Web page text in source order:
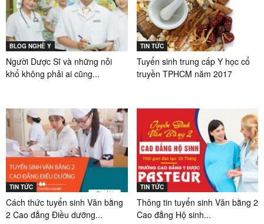
BLOG NGHỀ Y
Người Dược Sĩ và những nỗi
khổ không phải ai cũng...
TIN TỨC
Tuyển sinh trung cấp Y học cổ
truyền TPHCM năm 2017
TIN TỨC
Cách thức tuyển sinh Văn bằng
2 Cao đẳng Điều dưỡng...
TIN TỨC
Thông tin tuyển sinh Văn bằng 2
Cao đẳng Hộ sinh...